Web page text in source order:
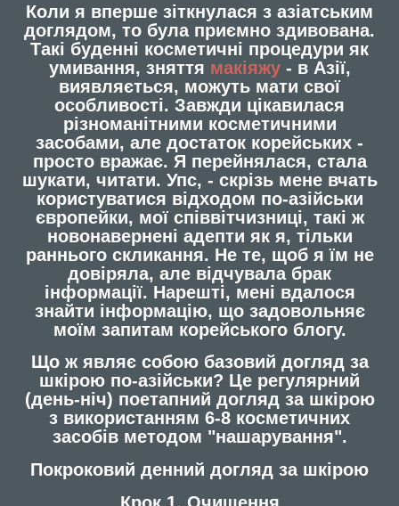
Коли я вперше зіткнулася з азіатським
доглядом, то була приємно здивована.
Такі буденні косметичні процедури як
умивання, зняття макіяжу- в Азії,
виявляється, можуть мати свої
особливості. Завжди цікавилася
різноманітними косметичними
засобами, але достаток корейських -
просто вражає. Я перейнялася, стала
шукати, читати. Упс, - скрізь мене вчать
користуватися відходом по-азійськи
європейки, мої співвітчизниці, такі ж
новонавернені адепти як я, тільки
раннього скликання. Не те, щоб я їм не
довіряла, але відчувала брак
інформації. Нарешті, мені вдалося
знайти інформацію, що задовольняє
моїм запитам корейського блогу.
Що ж являє собою базовий догляд за
шкірою по-азійськи? Це регулярний
(день-ніч) поетапний догляд за шкірою
з використанням 6-8 косметичних
засобів методом "нашарування".
Покроковий денний догляд за шкірою